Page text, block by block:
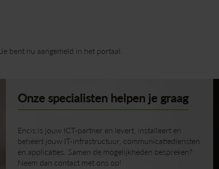
Je bent nu aangemeld in het portaal.
Onze specialisten helpen je graag
Encis is jouw ICT-partner en levert, installeert en
beheert jouw IT-infrastructuur, communicatiediensten
en applicaties. Samen de mogelijkheden bespreken?
Neem dan contact met ons op!